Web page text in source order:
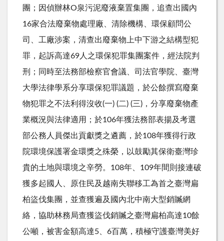
團；因偵辦林O泉污泥廢液棄置集團，追查出國內
16家合法廢棄物處理廠、清除機構、環保顧問公
司、工廠涉案，清查出廢棄物上中下游之結構型犯
罪，起訴高達69人之環保犯罪集團案件，經法院判
刑；同時至法務部檢察官會議、司法官學院、臺灣
大學法律學系分享環保犯罪議題，於公餘撰寫廢棄
物犯罪之不法利得沒收(一) (二) (三)，分享廢棄物產
業概況與法律適用；於106年獲法務部表揚及考選
部公務人員傑出貢獻獎之遴薦，於108年獲得行政
院環境保護署金環獎之殊榮，以鼓勵其保衛臺灣珍
貴的土地與環境之辛勞。108年、109年間則接連破
獲多起國人、原住民及越南失聯移工為首之臺灣扁
柏盜伐集團，並查獲遍及國內北中南大型銷贓網
絡，協助林務局查獲盜伐銷贓之臺灣扁柏高達10餘
公噸，被害金額高達5、6百萬，積極守護臺灣美好